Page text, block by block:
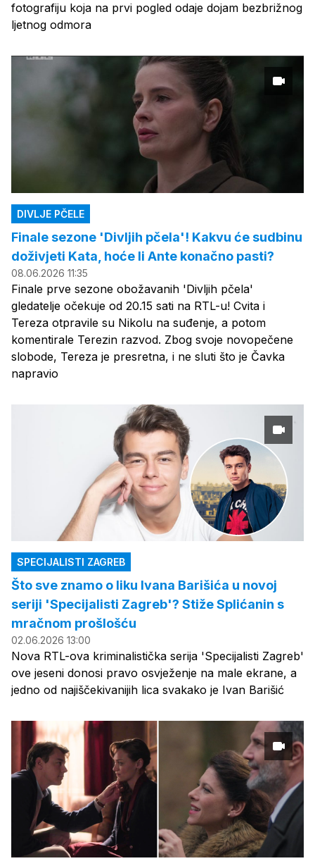
fotografiju koja na prvi pogled odaje dojam bezbrižnog
ljetnog odmora
DIVLJE PČELE
Finale sezone 'Divljih pčela'! Kakvu će sudbinu
doživjeti Kata, hoće li Ante konačno pasti?
08.06.2026 11:35
Finale prve sezone obožavanih 'Divljih pčela'
gledatelje očekuje od 20.15 sati na RTL-u! Cvita i
Tereza otpravile su Nikolu na suđenje, a potom
komentirale Terezin razvod. Zbog svoje novopečene
slobode, Tereza je presretna, i ne sluti što je Čavka
napravio
SPECIJALISTI ZAGREB
Što sve znamo o liku Ivana Barišića u novoj
seriji 'Specijalisti Zagreb'? Stiže Splićanin s
mračnom prošlošću
02.06.2026 13:00
Nova RTL-ova kriminalistička serija 'Specijalisti Zagreb'
ove jeseni donosi pravo osvježenje na male ekrane, a
jedno od najiščekivanijih lica svakako je Ivan Barišić